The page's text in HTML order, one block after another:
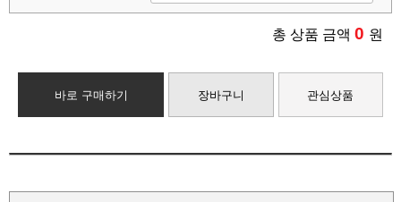
총 상품 금액 0 원
바로 구매하기 장바구니 관심상품